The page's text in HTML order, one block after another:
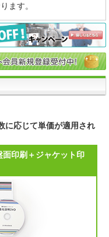
ます。
に応じて単価が適用され
印刷＋ジャケット印